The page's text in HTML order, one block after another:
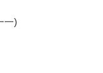
一)